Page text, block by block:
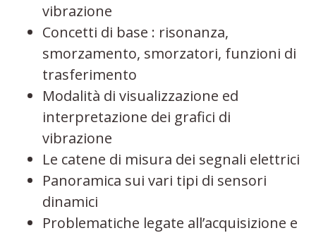
vibrazione
Concetti di base : risonanza,
smorzamento, smorzatori, funzioni di
trasferimento
Modalità di visualizzazione ed
interpretazione dei grafici di
vibrazione
Le catene di misura dei segnali elettrici
Panoramica sui vari tipi di sensori
dinamici
Problematiche legate all’acquisizione e